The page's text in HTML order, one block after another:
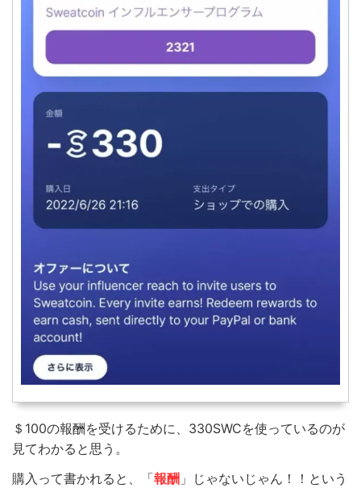
＄100の報酬を受けるために、330SWCを使っているのが
見てわかると思う。
購入って書かれると、「報酬 」じゃないじゃん！！という